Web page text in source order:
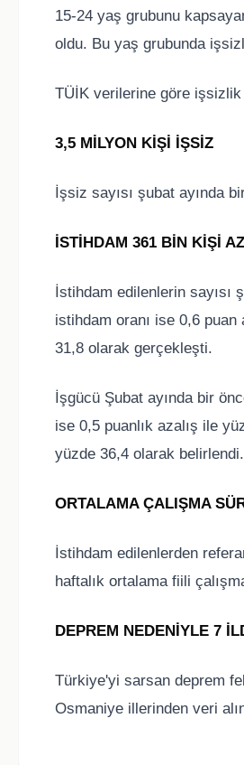
15-24 yaş grubunu
oldu. Bu yaş grubunda
TÜİK verilerine göre işsizlik
3,5 MİLYON KİŞİ İŞSİZ
İşsiz sayısı şubat ayında
İSTİHDAM 361 BİN KİŞİ
İstihdam edilenlerin
istihdam oranı ise 0,6
31,8 olarak gerçekleşti.
İşgücü Şubat ayında bir
ise 0,5 puanlık azalış ile
yüzde 36,4 olarak belirlendi.
ORTALAMA ÇALIŞMA
İstihdam edilenlerden
haftalık ortalama fiili
DEPREM NEDENİYLE 7
Türkiye'yi sarsan deprem
Osmaniye illerinden veri